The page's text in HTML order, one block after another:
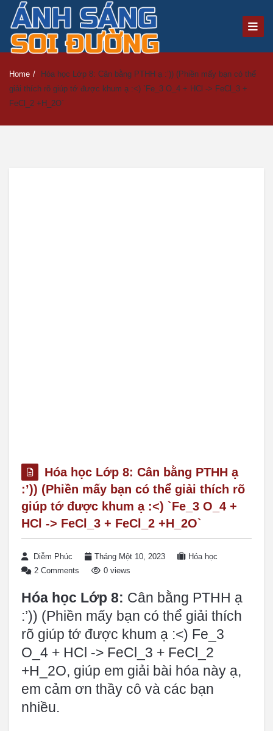
Home /
Hóa học Lớp 8: Cân bằng PTHH ạ :’)) (Phiền mấy bạn có thể
giải thích rõ giúp tớ được khum ạ :<) `Fe_3 O_4 + HCl -> FeCl_3 +
FeCl_2 +H_2O`
Hóa học Lớp 8: Cân bằng PTHH ạ
:’)) (Phiền mấy bạn có thể giải thích rõ
giúp tớ được khum ạ :<) `Fe_3 O_4 +
HCl -> FeCl_3 + FeCl_2 +H_2O`
Diễm Phúc Tháng Một 10, 2023
Hóa học
2 Comments
0 views
Hóa học Lớp 8: Cân bằng PTHH ạ
:’)) (Phiền mấy bạn có thể giải thích
rõ giúp tớ được khum ạ :<) Fe_3
O_4 + HCl -> FeCl_3 + FeCl_2
+H_2O, giúp em giải bài hóa này ạ,
em cảm ơn thầy cô và các bạn
nhiều.